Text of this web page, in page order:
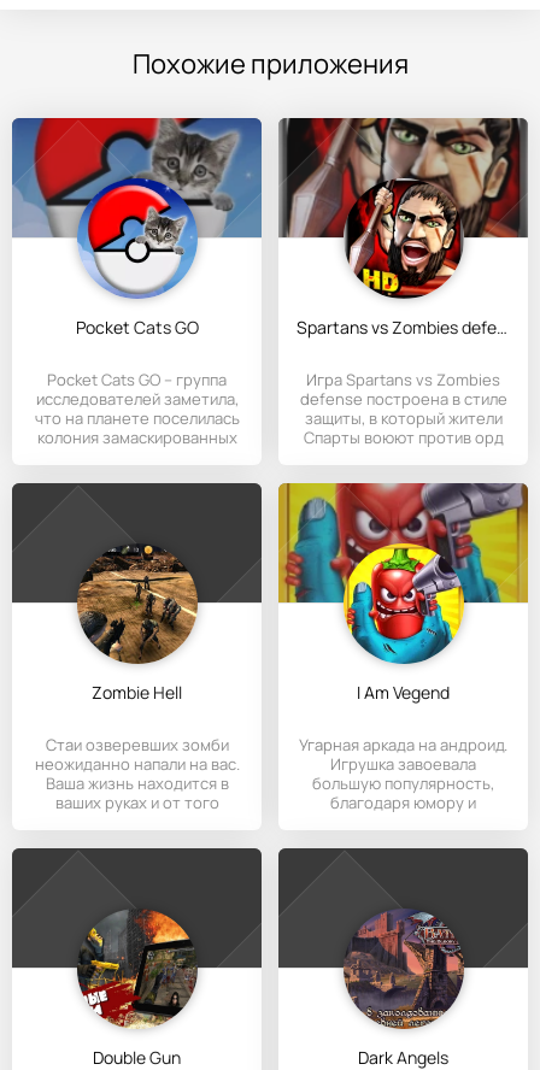
Похожие приложения
Pocket Cats GO
Pocket Cats GO – группа
исследователей заметила,
что на планете поселилась
колония замаскированных
Spartans vs Zombies defense
Игра Spartans vs Zombies
defense построена в стиле
защиты, в который жители
Спарты воюют против орд
Zombie Hell
Стаи озверевших зомби
неожиданно напали на вас.
Ваша жизнь находится в
ваших руках и от того
I Am Vegend
Угарная аркада на андроид.
Игрушка завоевала
большую популярность,
благодаря юмору и
Double Gun Dark Angels